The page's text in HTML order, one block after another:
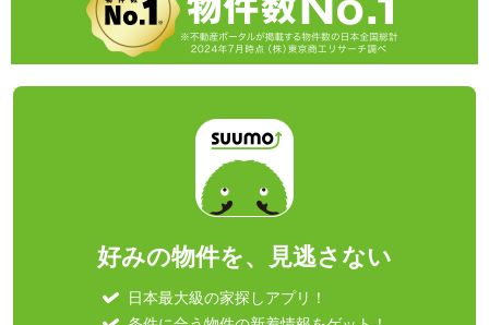
好みの物件を、見逃さない
日本最大級の家探しアプリ！